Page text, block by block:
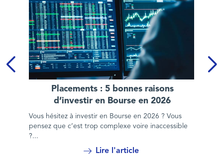
Placements : 5 bonnes raisons d’investir en Bourse en 2026
Placements : 5 bonnes raisons
d’investir en Bourse en 2026
Vous hésitez à investir en Bourse en 2026 ? Vous
pensez que c’est trop complexe voire inaccessible
?...
Lire l'article